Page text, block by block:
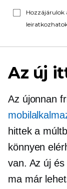
Hozzájárulok
Az új
Az újonnan
hittek a
könnyen
van. Az új
ma már